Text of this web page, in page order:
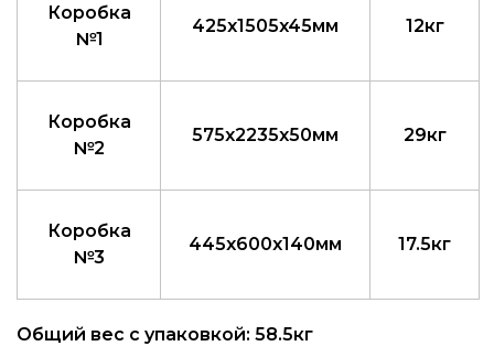
Коробка
№1
425x1505x45мм 12кг
Коробка
№2
575x2235x50мм 29кг
Коробка
№3
445x600x140мм 17.5кг
Общий вес с упаковкой: 58.5кг